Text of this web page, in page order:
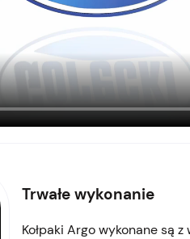
Trwałe wykonanie
Kołpaki Argo wykonane są